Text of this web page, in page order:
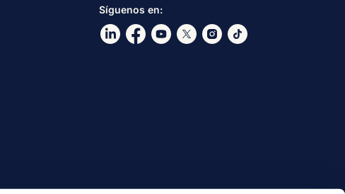
Síguenos en:
Ir a nuestro Linkdin
Ir a nuestro Facebook
Ir a nuestro canal de Youtube
Ir a nuestro X
Ir a nuestro Instagram
Ir a nuestro TikTok